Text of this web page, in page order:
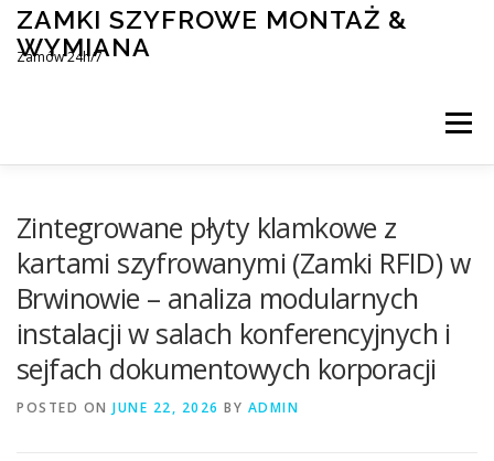
Skip
content
ZAMKI SZYFROWE MONTAŻ &
WYMIANA
Zamów 24h/7
Menu
BLOG KONTAKT
Zintegrowane płyty klamkowe z
kartami szyfrowanymi (Zamki RFID) w
Brwinowie – analiza modularnych
instalacji w salach konferencyjnych i
sejfach dokumentowych korporacji
POSTED ON JUNE 22, 2026 BY ADMIN